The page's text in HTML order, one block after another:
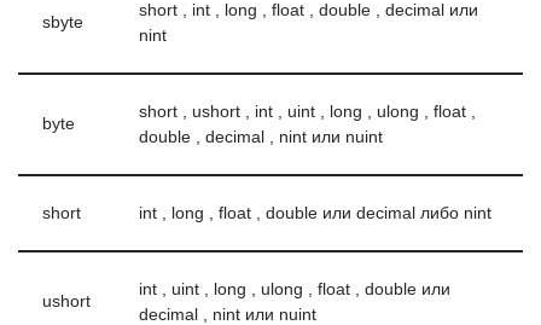
sbyte
short , int , long , float , double , decimal или
nint
byte
short , ushort , int , uint , long , ulong , float ,
double , decimal , nint или nuint
short int , long , float , double или decimal либо nint
ushort
int , uint , long , ulong , float , double или
decimal , nint или nuint